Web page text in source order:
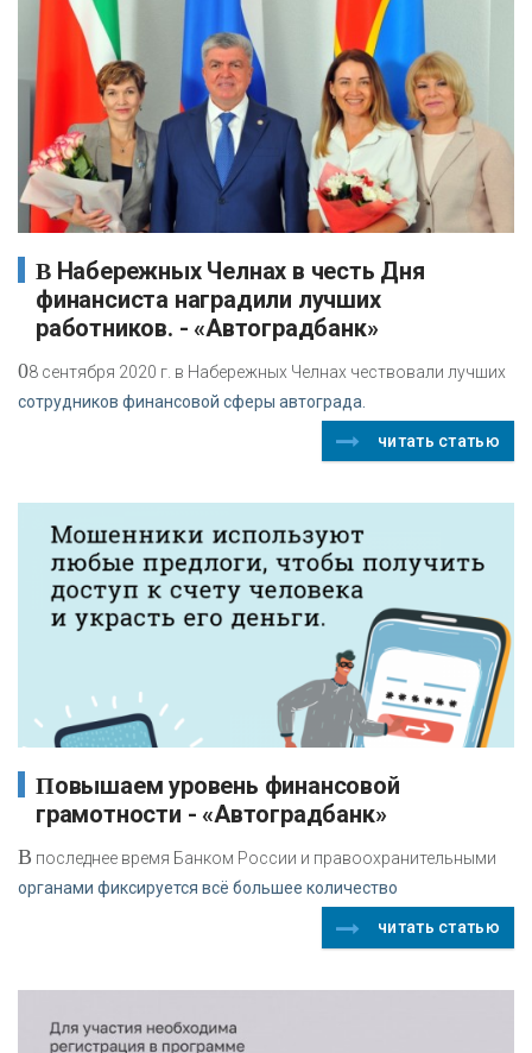
В Набережных Челнах в честь Дня
финансиста наградили лучших
работников. - «Автоградбанк»
08 сентября 2020 г. в Набережных Челнах чествовали лучших
сотрудников финансовой сферы автограда.
читать статью
Повышаем уровень финансовой
грамотности - «Автоградбанк»
В последнее время Банком России и правоохранительными
органами фиксируется всё большее количество
читать статью